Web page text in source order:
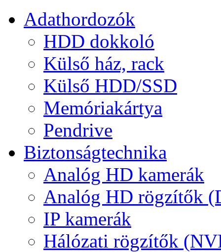
Adathordozók
HDD dokkoló
Külső ház, rack
Külső HDD/SSD
Memóriakártya
Pendrive
Biztonságtechnika
Analóg HD kamerák
Analóg HD rögzítők
IP kamerák
Hálózati rögzítők